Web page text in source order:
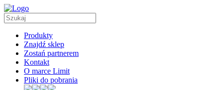
Produkty
Znajdź sklep
Zostań partnerem
Kontakt
O marce Limit
Pliki do pobrania